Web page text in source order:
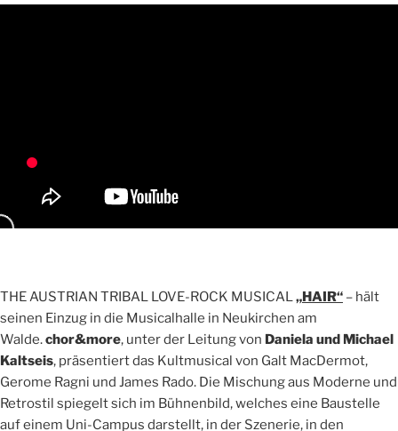
THE AUSTRIAN TRIBAL LOVE-ROCK MUSICAL„HAIR“ – hält
seinen Einzug in die Musicalhalle in Neukirchen am
Walde.chor&more, unter der Leitung von Daniela und Michael
Kaltseis, präsentiert das Kultmusical von Galt MacDermot,
Gerome Ragni und James Rado. Die Mischung aus Moderne und
Retrostil spiegelt sich im Bühnenbild, welches eine Baustelle
auf einem Uni-Campus darstellt, in der Szenerie, in den